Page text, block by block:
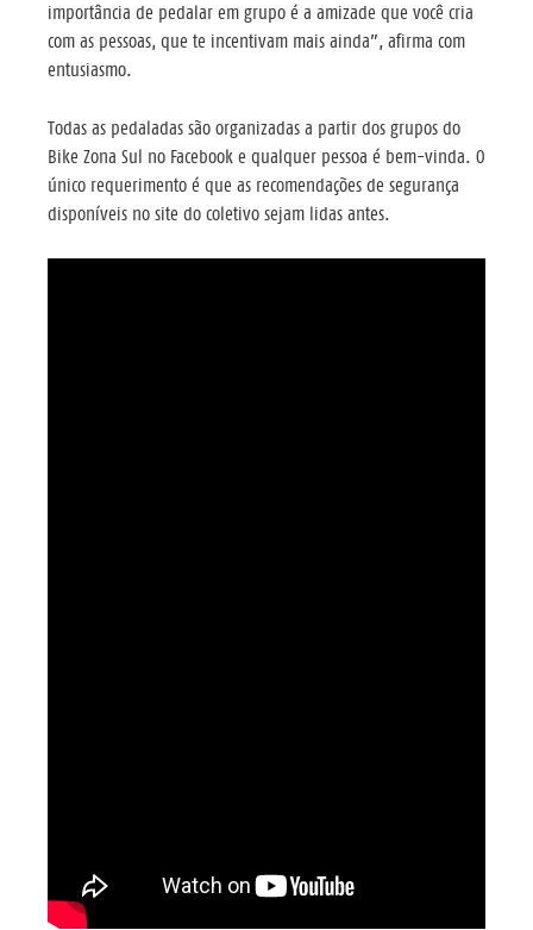
importância de pedalar em grupo é a amizade que você cria
com as pessoas, que te incentivam mais ainda”, afirma com
entusiasmo.
Todas as pedaladas são organizadas a partir dos grupos do
Bike Zona Sul no Facebook e qualquer pessoa é bem-vinda. O
único requerimento é que as recomendações de segurança
disponíveis no site do coletivo sejam lidas antes.